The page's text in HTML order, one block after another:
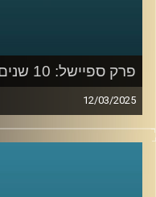
פרק ספיישל: 10 שנים לתוכנית שורשים
12/03/2025
תוכנית שורשים
לשלב פצועי ופצועות